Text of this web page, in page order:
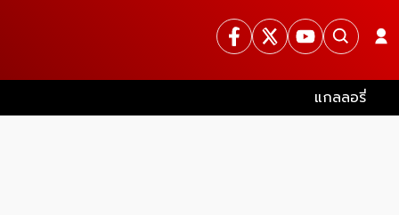
แกลลอรี่